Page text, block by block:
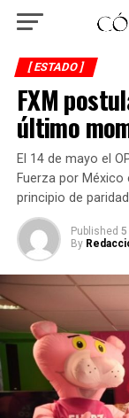
[ ESTADO ]
FXM
último
El 14 de mayo el
Fuerza por
principio de
Published
By